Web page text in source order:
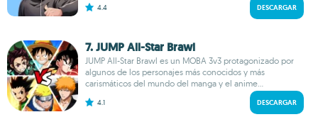
4.4 DESCARGAR
7. JUMP All-Star Brawl
JUMP All-Star Brawl es un MOBA 3v3 protagonizado por
algunos de los personajes más conocidos y más
carismáticos del mundo del manga y el anime...
4.1 DESCARGAR